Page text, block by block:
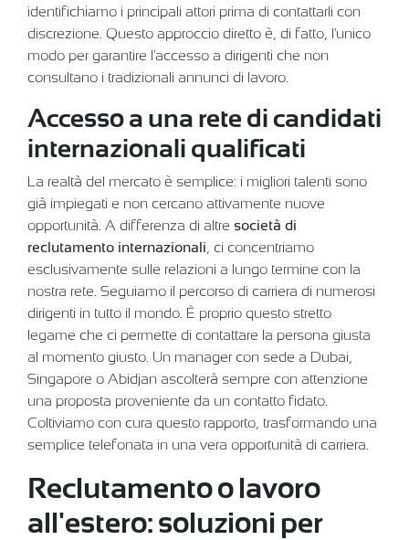
identifichiamo i principali attori prima di contattarli con
discrezione. Questo approccio diretto è, di fatto, l'unico
modo per garantire l'accesso a dirigenti che non
consultano i tradizionali annunci di lavoro.
Accesso a una rete di candidati
internazionali qualificati
La realtà del mercato è semplice: i migliori talenti sono
già impiegati e non cercano attivamente nuove
opportunità. A differenza di altre società di
reclutamento internazionali, ci concentriamo
esclusivamente sulle relazioni a lungo termine con la
nostra rete. Seguiamo il percorso di carriera di numerosi
dirigenti in tutto il mondo. È proprio questo stretto
legame che ci permette di contattare la persona giusta
al momento giusto. Un manager con sede a Dubai,
Singapore o Abidjan ascolterà sempre con attenzione
una proposta proveniente da un contatto fidato.
Coltiviamo con cura questo rapporto, trasformando una
semplice telefonata in una vera opportunità di carriera.
Reclutamento o lavoro
all'estero: soluzioni per